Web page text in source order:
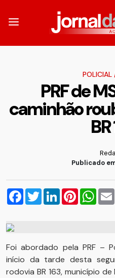
POLICIAL
PRF de
caminhão
BR
Publicado
Facebook
TwitterLinkedInPinterest
Foi abordado pela PRF –
início da tarde desta
rodovia BR 163, município